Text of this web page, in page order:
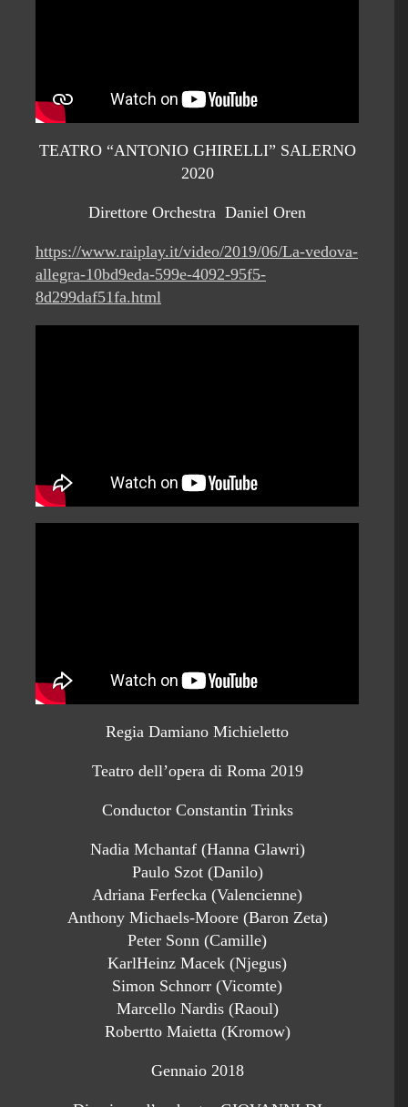
TEATRO “ANTONIO GHIRELLI” SALERNO
2020
Direttore Orchestra Daniel Oren
https://www.raiplay.it/video/2019/06/La-vedova-
allegra-10bd9eda-599e-4092-95f5-
8d299daf51fa.html
Regia Damiano Michieletto
Teatro dell’opera di Roma 2019
Conductor Constantin Trinks
Nadia Mchantaf (Hanna Glawri)
Paulo Szot (Danilo)
Adriana Ferfecka (Valencienne)
Anthony Michaels-Moore (Baron Zeta)
Peter Sonn (Camille)
KarlHeinz Macek (Njegus)
Simon Schnorr (Vicomte)
Marcello Nardis (Raoul)
Robertto Maietta (Kromow)
Gennaio 2018